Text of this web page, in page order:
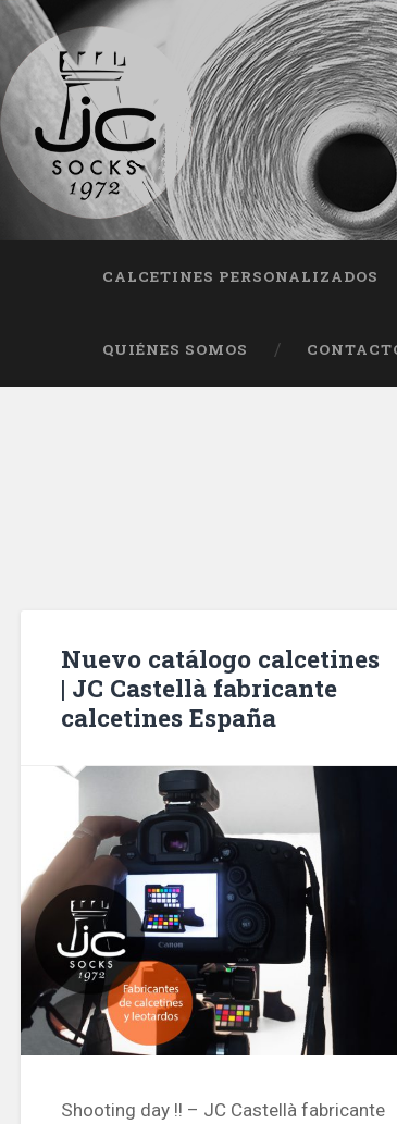
CALCETINES PERSONALIZADOS
QUIÉNES SOMOS
Nuevo catálogo calcetines
| JC Castellà fabricante
calcetines España
Shooting day !! – JC Castellà fabricante